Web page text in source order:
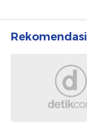
Rekomendasi